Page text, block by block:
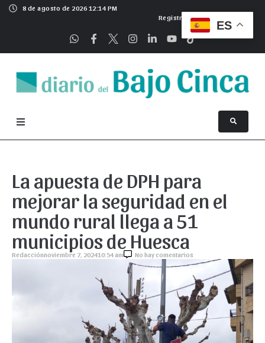
8 de agosto de 2026 12:14 PM
Registrarse
La apuesta de DPH para
mejorar la seguridad en el
mundo rural llega a 51
municipios de Huesca
Redacciónnoviembre 7, 202410:54 am No hay comentarios
ES